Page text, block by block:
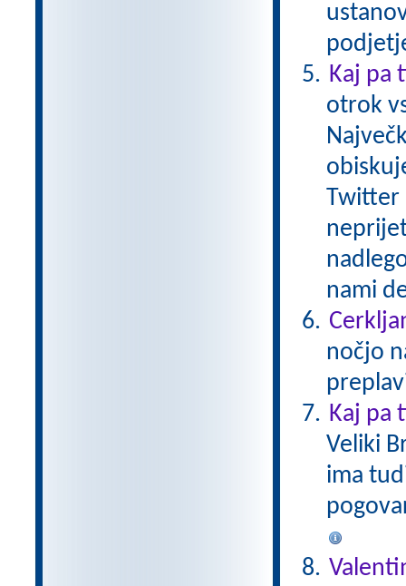
Kaj pa
otrok
Twitter
nami
nočjo
Kaj pa
Veliki
ima